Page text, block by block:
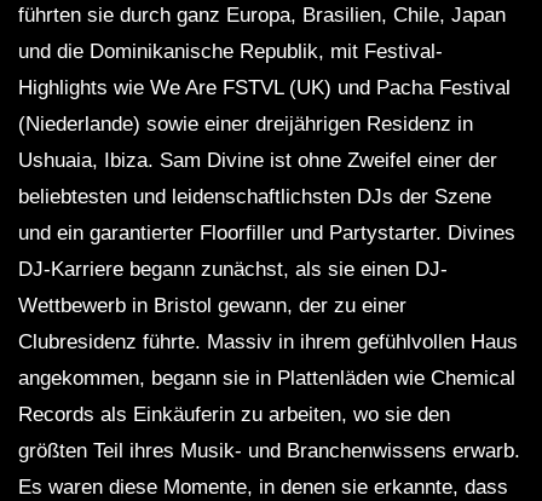
führten sie durch ganz Europa, Brasilien, Chile, Japan
und die Dominikanische Republik, mit Festival-
Highlights wie We Are FSTVL (UK) und Pacha Festival
(Niederlande) sowie einer dreijährigen Residenz in
Ushuaia, Ibiza. Sam Divine ist ohne Zweifel einer der
beliebtesten und leidenschaftlichsten DJs der Szene
und ein garantierter Floorfiller und Partystarter. Divines
DJ-Karriere begann zunächst, als sie einen DJ-
Wettbewerb in Bristol gewann, der zu einer
Clubresidenz führte. Massiv in ihrem gefühlvollen Haus
angekommen, begann sie in Plattenläden wie Chemical
Records als Einkäuferin zu arbeiten, wo sie den
größten Teil ihres Musik- und Branchenwissens erwarb.
Es waren diese Momente, in denen sie erkannte, dass